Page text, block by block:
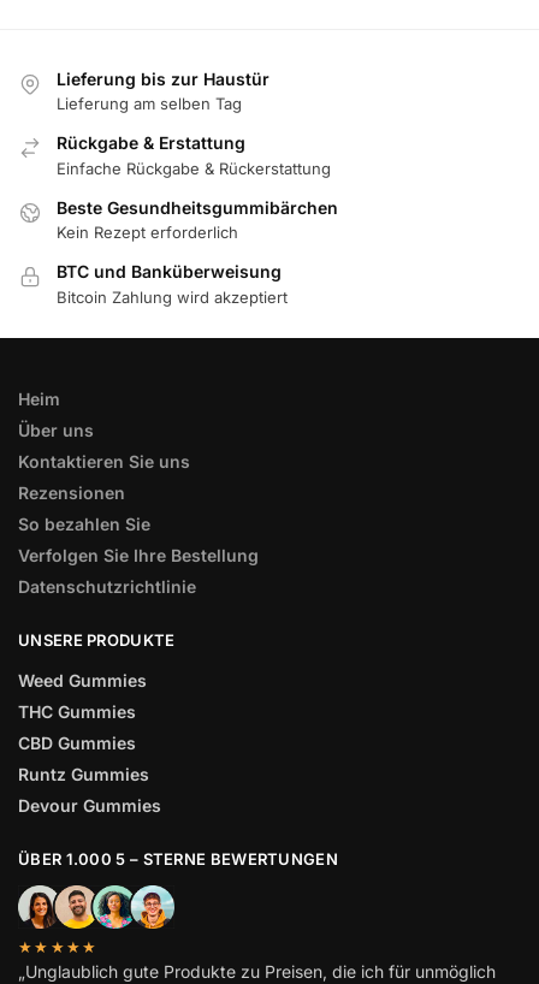
Lieferung bis zur Haustür
Lieferung am selben Tag
Rückgabe & Erstattung
Einfache Rückgabe & Rückerstattung
Beste Gesundheitsgummibärchen
Kein Rezept erforderlich
BTC und Banküberweisung
Bitcoin Zahlung wird akzeptiert
Heim
Über uns
Kontaktieren Sie uns
Rezensionen
So bezahlen Sie
Verfolgen Sie Ihre Bestellung
Datenschutzrichtlinie
UNSERE PRODUKTE
Weed Gummies
THC Gummies
CBD Gummies
Runtz Gummies
Devour Gummies
ÜBER 1.000 5 – STERNE BEWERTUNGEN
★★★★★
„Unglaublich gute Produkte zu Preisen, die ich für unmöglich